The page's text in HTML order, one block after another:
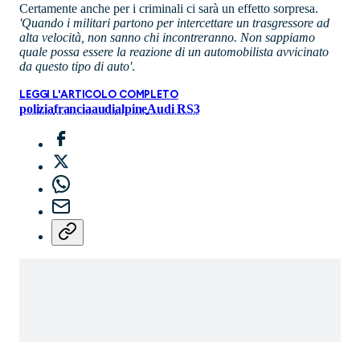
Certamente anche per i criminali ci sarà un effetto sorpresa.
'Quando i militari partono per intercettare un trasgressore ad
alta velocità, non sanno chi incontreranno. Non sappiamo
quale possa essere la reazione di un automobilista avvicinato
da questo tipo di auto'.
LEGGI L'ARTICOLO COMPLETO
poliziafranciaaudialpineAudi RS3